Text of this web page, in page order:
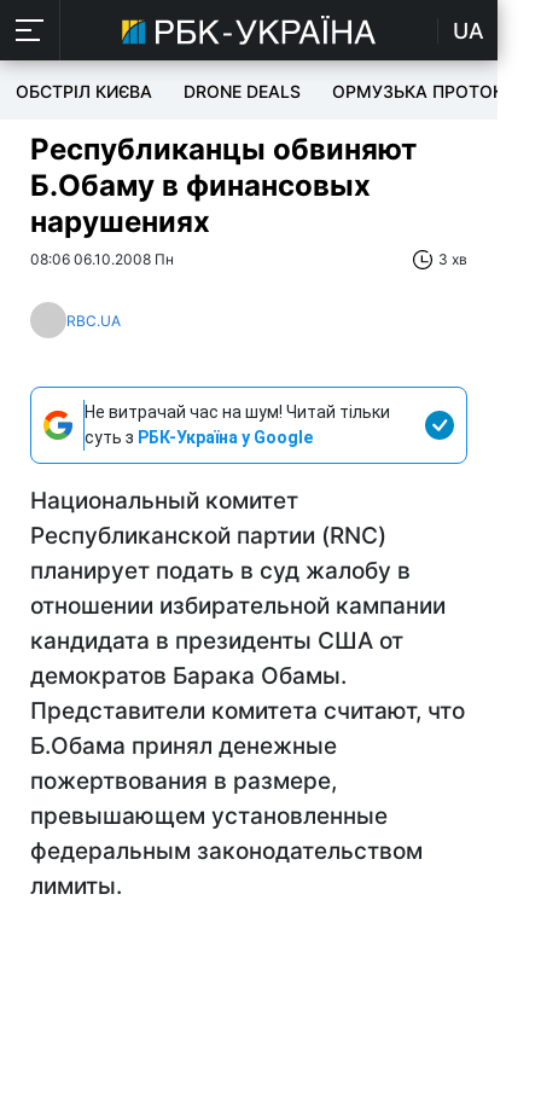
UA
ОБСТРІЛ КИЄВА DRONE DEALS ОРМУЗЬКА ПРОТОКА
Республиканцы обвиняют
Б.Обаму в финансовых
нарушениях
08:06 06.10.2008 Пн 3 хв
RBC.UA
Не витрачай час на шум! Читай тільки
суть з РБК-Україна у Google
Национальный комитет
Республиканской партии (RNC)
планирует подать в суд жалобу в
отношении избирательной кампании
кандидата в президенты США от
демократов Барака Обамы.
Представители комитета считают, что
Б.Обама принял денежные
пожертвования в размере,
превышающем установленные
федеральным законодательством
лимиты.